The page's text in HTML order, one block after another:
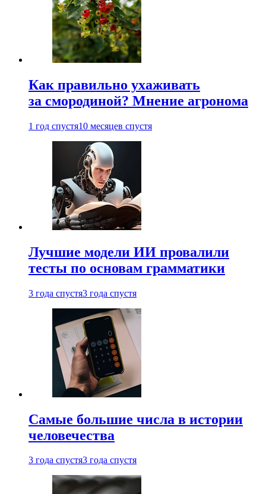
Как правильно ухаживать
за смородиной? Мнение агронома
1 год спустя10 месяцев спустя
Лучшие модели ИИ провалили
тесты по основам грамматики
3 года спустя3 года спустя
Самые большие числа в истории
человечества
3 года спустя3 года спустя